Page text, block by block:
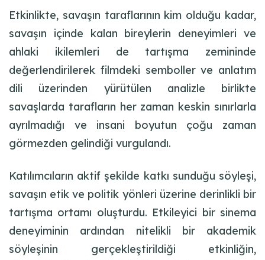
Etkinlikte, savaşın taraflarının kim olduğu kadar,
savaşın içinde kalan bireylerin deneyimleri ve
ahlaki ikilemleri de tartışma zemininde
değerlendirilerek filmdeki semboller ve anlatım
dili üzerinden yürütülen analizle birlikte
savaşlarda tarafların her zaman keskin sınırlarla
ayrılmadığı ve insani boyutun çoğu zaman
görmezden gelindiği vurgulandı.
Katılımcıların aktif şekilde katkı sunduğu söyleşi,
savaşın etik ve politik yönleri üzerine derinlikli bir
tartışma ortamı oluşturdu. Etkileyici bir sinema
deneyiminin ardından nitelikli bir akademik
söyleşinin gerçekleştirildiği etkinliğin,